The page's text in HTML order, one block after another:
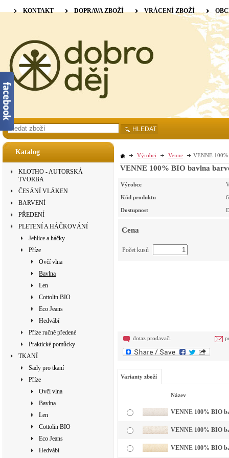
Katalog
KLOTHO - AUTORSKÁ
TVORBA
ČESÁNÍ VLÁKEN
BARVENÍ
PŘEDENÍ
PLETENÍ A HÁČKOVÁNÍ
Jehlice a háčky
Příze
Ovčí vlna
Bavlna
Len
Cottolin BIO
Eco Jeans
Hedvábí
Příze ručně předené
Praktické pomůcky
TKANÍ
Sady pro tkaní
Příze
Ovčí vlna
Bavlna
Len
Cottolin BIO
Eco Jeans
Hedvábí
Výrobci Venne VENNE
VENNE 100% BIO bavlna
Výrobce
Kód produktu
Dostupnost
Cena
Počet kusů
dotaz prodavači
Varianty zboží
Název
VENNE 100% BIO
VENNE 100% BIO
VENNE 100% BIO
KONTAKT DOPRAVA ZBOŽÍ VRÁCENÍ ZBOŽÍ
HLEDAT